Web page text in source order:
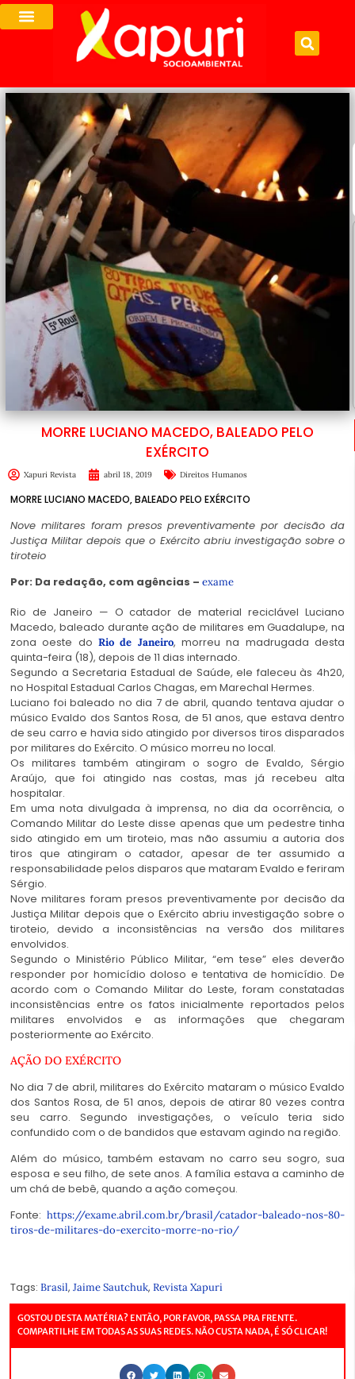
MORRE LUCIANO MACEDO, BALEADO PELO
EXÉRCITO
Xapuri Revista abril 18, 2019 Direitos Humanos
MORRE LUCIANO MACEDO, BALEADO PELO EXÉRCITO
Nove militares foram presos preventivamente por decisão da
Justiça Militar depois que o Exército abriu investigação sobre o
tiroteio
Por: Da redação, com agências – exame
Rio de Janeiro — O catador de material reciclável Luciano
Macedo, baleado durante ação de militares em Guadalupe, na
zona oeste do Rio de Janeiro, morreu na madrugada desta
quinta-feira (18), depois de 11 dias internado.
Segundo a Secretaria Estadual de Saúde, ele faleceu às 4h20,
no Hospital Estadual Carlos Chagas, em Marechal Hermes.
Luciano foi baleado no dia 7 de abril, quando tentava ajudar o
músico Evaldo dos Santos Rosa, de 51 anos, que estava dentro
de seu carro e havia sido atingido por diversos tiros disparados
por militares do Exército. O músico morreu no local.
Os militares também atingiram o sogro de Evaldo, Sérgio
Araújo, que foi atingido nas costas, mas já recebeu alta
hospitalar.
Em uma nota divulgada à imprensa, no dia da ocorrência, o
Comando Militar do Leste disse apenas que um pedestre tinha
sido atingido em um tiroteio, mas não assumiu a autoria dos
tiros que atingiram o catador, apesar de ter assumido a
responsabilidade pelos disparos que mataram Evaldo e feriram
Sérgio.
Nove militares foram presos preventivamente por decisão da
Justiça Militar depois que o Exército abriu investigação sobre o
tiroteio, devido a inconsistências na versão dos militares
envolvidos.
Segundo o Ministério Público Militar, “em tese” eles deverão
responder por homicídio doloso e tentativa de homicídio. De
acordo com o Comando Militar do Leste, foram constatadas
inconsistências entre os fatos inicialmente reportados pelos
militares envolvidos e as informações que chegaram
posteriormente ao Exército.
AÇÃO DO EXÉRCITO
No dia 7 de abril, militares do Exército mataram o músico Evaldo
dos Santos Rosa, de 51 anos, depois de atirar 80 vezes contra
seu carro. Segundo investigações, o veículo teria sido
confundido com o de bandidos que estavam agindo na região.
Além do músico, também estavam no carro seu sogro, sua
esposa e seu filho, de sete anos. A família estava a caminho de
um chá de bebê, quando a ação começou.
Fonte: https://exame.abril.com.br/brasil/catador-baleado-nos-80-
tiros-de-militares-do-exercito-morre-no-rio/
Tags: Brasil, Jaime Sautchuk, Revista Xapuri
GOSTOU DESTA MATÉRIA? ENTÃO, POR FAVOR, PASSA PRA FRENTE.
COMPARTILHE EM TODAS AS SUAS REDES. NÃO CUSTA NADA, É SÓ CLICAR!